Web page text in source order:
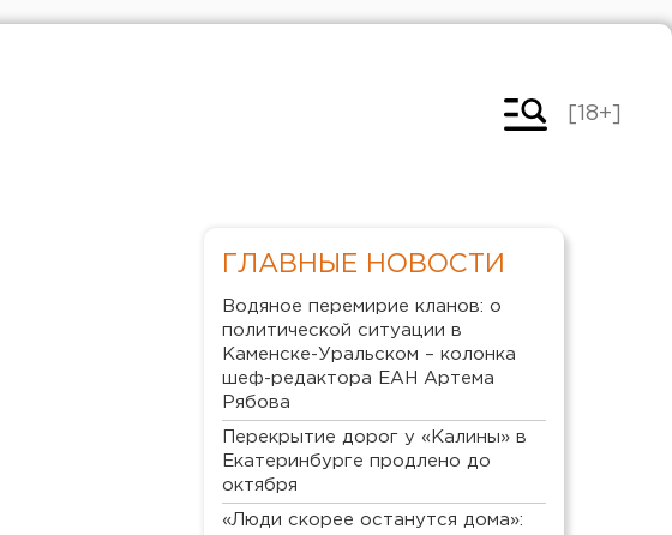
[18+]
ГЛАВНЫЕ НОВОСТИ
Водяное перемирие кланов: о
политической ситуации в
Каменске-Уральском – колонка
шеф-редактора ЕАН Артема
Рябова
Перекрытие дорог у «Калины» в
Екатеринбурге продлено до
октября
«Люди скорее останутся дома»: